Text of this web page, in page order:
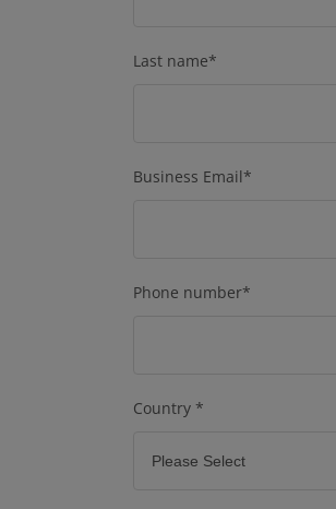
Last name*
Business Email*
Phone number*
Country *